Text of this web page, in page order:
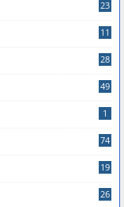
23
11
28
49
1
74
19
26